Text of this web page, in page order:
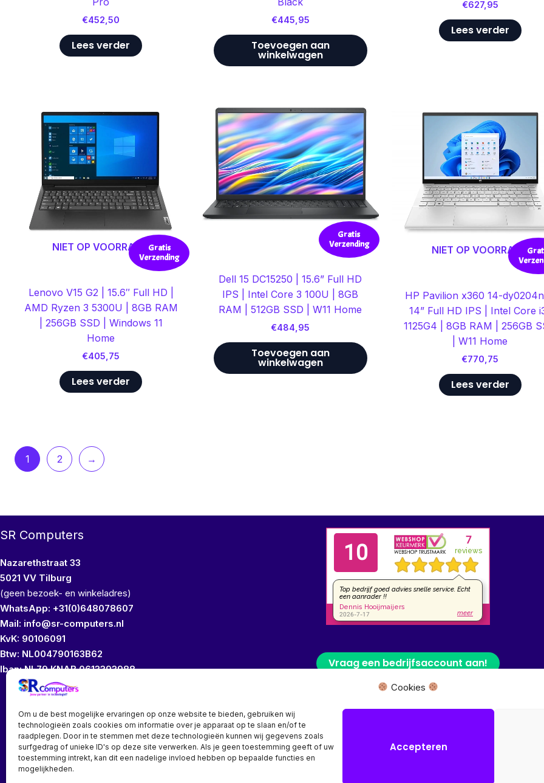
Cookies
Om u de best mogelijke ervaringen op onze website te bieden, gebruiken wij
technologieën zoals cookies om informatie over je apparaat op te slaan en/of te
raadplegen. Door in te stemmen met deze technologieën kunnen wij gegevens zoals
surfgedrag of unieke ID's op deze site verwerken. Als je geen toestemming geeft of uw
toestemming intrekt, kan dit een nadelige invloed hebben op bepaalde functies en
mogelijkheden.
Accepteren
€452,50
Lees verder
€445,95
Toevoegen aan
winkelwagen
€627,95
Lees verder
Gratis
Verzending
NIET OP VOORRAAD
Lenovo V15 G2 | 15.6″ Full HD |
AMD Ryzen 3 5300U | 8GB RAM
| 256GB SSD | Windows 11
Home
€405,75
Lees verder
Gratis
Verzending
Dell 15 DC15250 | 15.6” Full HD
IPS | Intel Core 3 100U | 8GB
RAM | 512GB SSD | W11 Home
€484,95
Toevoegen aan
winkelwagen
NIET OP VOORRAAD
HP Pavilion x360 14-
14” Full HD IPS | Intel Core
1125G4 | 8GB RAM | 256GB
| W11 Home
€770,75
Lees verder
1 2 →
SR Computers
Nazarethstraat 33
5021 VV Tilburg
(geen bezoek- en winkeladres)
WhatsApp: +31(0)648078607
Mail: info@sr-computers.nl
KvK: 90106091
Btw: NL004790163B62
Iban: NL79 KNAB 0613393988
Vraag een bedrijfsaccount aan!
Wij bezitten geen fysieke winkel of bezoekadres, wij leveren uw product rechtstreeks